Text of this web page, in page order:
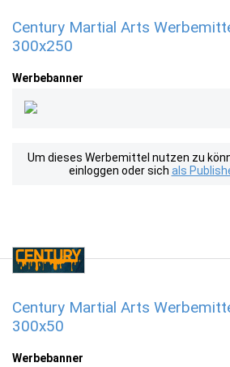
Century Martial Arts
300x250
Werbebanner
Um dieses Werbemittel nutzen zu
einloggen oder sich als
Century Martial Arts
300x50
Werbebanner